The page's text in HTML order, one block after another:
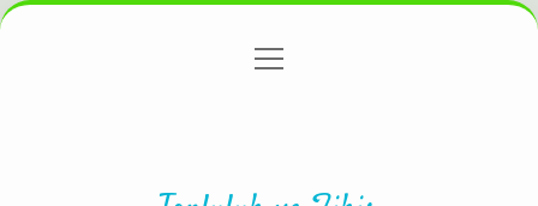
Gizlilik Politikası
menüyü